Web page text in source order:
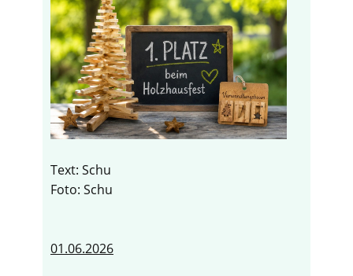
Text: Schu
Foto: Schu
01.06.2026